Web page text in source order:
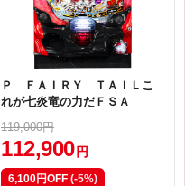
Ｐ ＦＡＩＲＹ ＴＡＩＬこ
れが七炎竜の力だＦＳＡ
119,000円
112,900 円
6,100円OFF (-5%)